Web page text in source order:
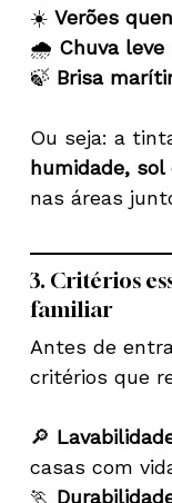
☀️ Verões
🌧️ Chuva leve
🍃 Brisa
Ou seja: a
humidade, sol
nas áreas
3. Critérios
familiar
Antes de
critérios que
🔎
casas com
🏃